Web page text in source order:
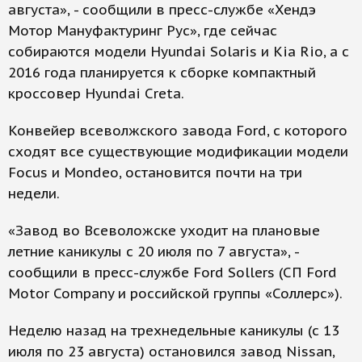
августа», - сообщили в пресс-службе «Хендэ
Мотор Мануфактуринг Рус», где сейчас
собираются модели Hyundai Solaris и Kia Rio, а с
2016 года планируется к сборке компактный
кроссовер Hyundai Creta.
Конвейер всеволжского завода Ford, с которого
сходят все существующие модификации модели
Focus и Mondeo, остановится почти на три
недели.
«Завод во Всеволожске уходит на плановые
летние каникулы с 20 июля по 7 августа», -
сообщили в пресс-службе Ford Sollers (СП Ford
Motor Company и российской группы «Соллерс»).
Неделю назад на трехнедельные каникулы (с 13
июля по 23 августа) остановился завод Nissan,